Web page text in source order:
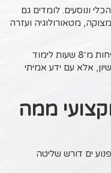
ונוסעים. לומדים גם
מטאורולוגיה ועזרה
באדווה בית הספר לשייט משקיעים לא פחות מ־8 שעות לימוד
אלא עם ידע אמיתי
ממה
ים דורש שליטה